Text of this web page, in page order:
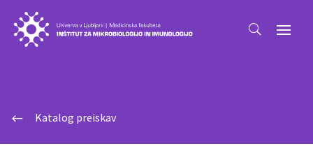
# Katalog preiskav